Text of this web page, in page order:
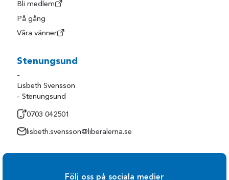
Bli medlem
På gång
Våra vänner
Stenungsund
-
Lisbeth Svensson
- Stenungsund
0703 042501
lisbeth.svensson@liberalerna.se
Följ oss på sociala medier